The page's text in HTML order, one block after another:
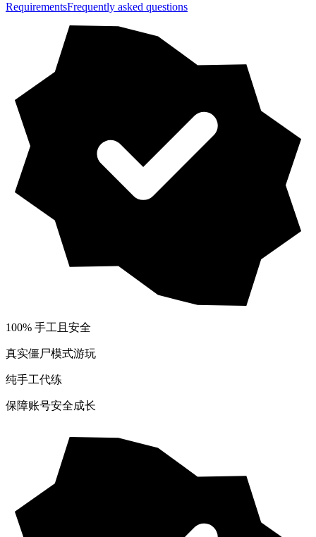
RequirementsFrequently asked questions
100% 手工且安全
真实僵尸模式游玩
纯手工代练
保障账号安全成长